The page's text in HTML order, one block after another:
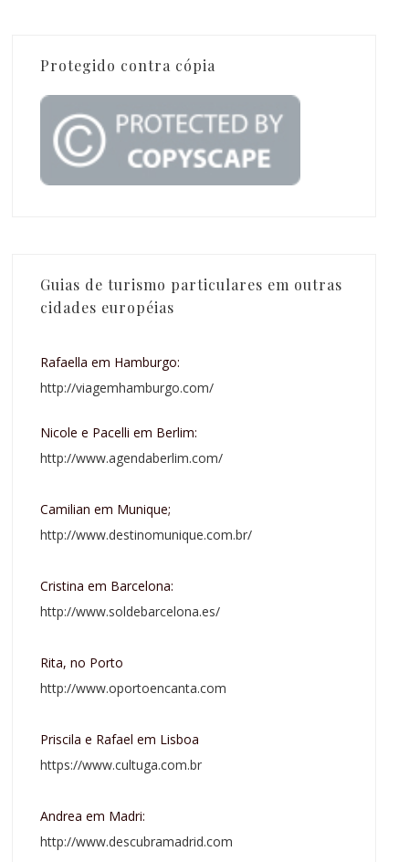
Protegido contra cópia
Guias de turismo particulares em outras
cidades européias
Rafaella em Hamburgo:
http://viagemhamburgo.com/
Nicole e Pacelli em Berlim:
http://www.agendaberlim.com/
Camilian em Munique;
http://www.destinomunique.com.br/
Cristina em Barcelona:
http://www.soldebarcelona.es/
Rita, no Porto
http://www.oportoencanta.com
Priscila e Rafael em Lisboa
https://www.cultuga.com.br
Andrea em Madri:
http://www.descubramadrid.com